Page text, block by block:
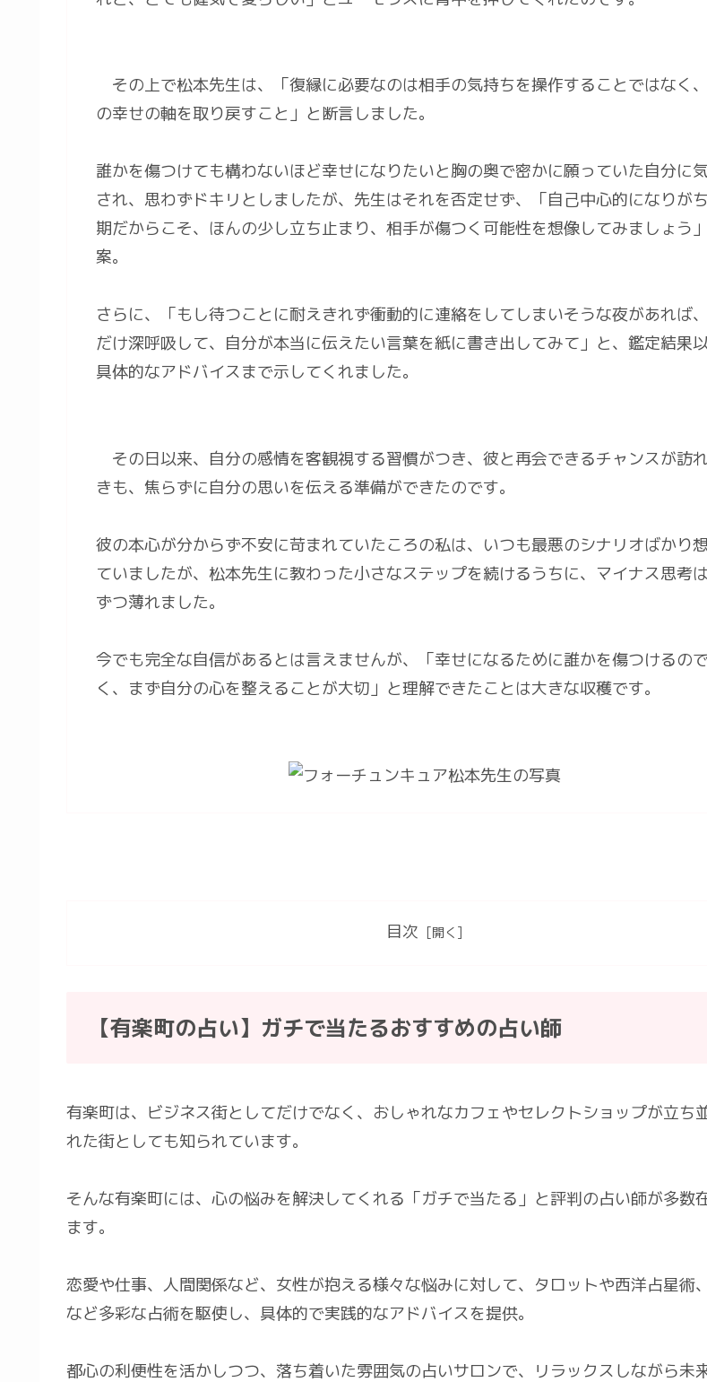
その上で松本先生は、「復縁に必要なのは相手の気持ちを操作することではなく
の幸せの軸を取り戻すこと」と断言しました。
誰かを傷つけても構わないほど幸せになりたいと胸の奥で密かに願っていた自分に
され、思わずドキリとしましたが、先生はそれを否定せず、「自己中心的になりが
期だからこそ、ほんの少し立ち止まり、相手が傷つく可能性を想像してみましょう
案。
さらに、「もし待つことに耐えきれず衝動的に連絡をしてしまいそうな夜があれば
だけ深呼吸して、自分が本当に伝えたい言葉を紙に書き出してみて」と、鑑定結果
具体的なアドバイスまで示してくれました。
その日以来、自分の感情を客観視する習慣がつき、彼と再会できるチャンスが訪
きも、焦らずに自分の思いを伝える準備ができたのです。
彼の本心が分からず不安に苛まれていたころの私は、いつも最悪のシナリオばかり
ていましたが、松本先生に教わった小さなステップを続けるうちに、マイナス思考
ずつ薄れました。
今でも完全な自信があるとは言えませんが、「幸せになるために誰かを傷つけるの
く、まず自分の心を整えることが大切」と理解できたことは大きな収穫です。
目次
【有楽町の占い】ガチで当たるおすすめの占い師
有楽町は、ビジネス街としてだけでなく、おしゃれなカフェやセレクトショップが立ち
れた街としても知られています。
そんな有楽町には、心の悩みを解決してくれる「ガチで当たる」と評判の占い師が多数
ます。
恋愛や仕事、人間関係など、女性が抱える様々な悩みに対して、タロットや西洋占星術
など多彩な占術を駆使し、具体的で実践的なアドバイスを提供。
都心の利便性を活かしつつ、落ち着いた雰囲気の占いサロンで、リラックスしながら未